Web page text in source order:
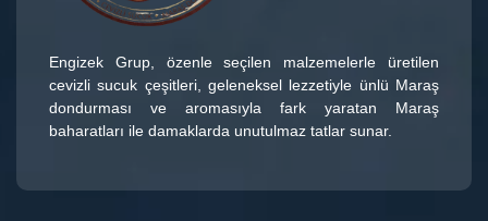
Engizek Grup, özenle seçilen malzemelerle üretilen
cevizli sucuk çeşitleri, geleneksel lezzetiyle ünlü Maraş
dondurması ve aromasıyla fark yaratan Maraş
baharatları ile damaklarda unutulmaz tatlar sunar.